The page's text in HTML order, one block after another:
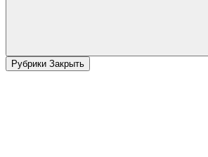
Рубрики Закрыть